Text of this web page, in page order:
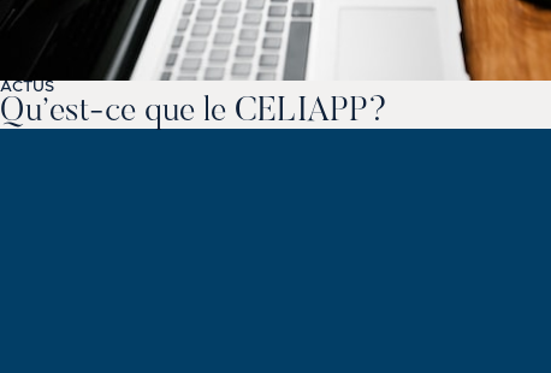
ACTUS
Qu’est-ce que le CELIAPP?